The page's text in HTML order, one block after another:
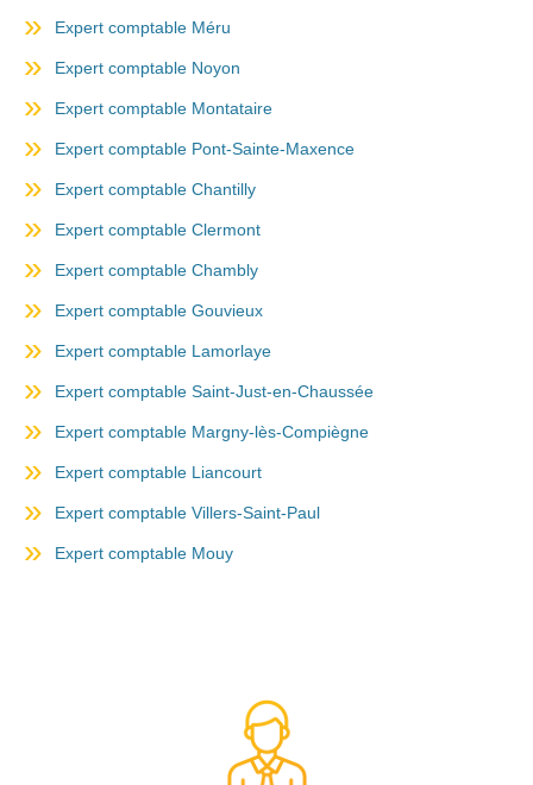
Expert comptable Méru
Expert comptable Noyon
Expert comptable Montataire
Expert comptable Pont-Sainte-Maxence
Expert comptable Chantilly
Expert comptable Clermont
Expert comptable Chambly
Expert comptable Gouvieux
Expert comptable Lamorlaye
Expert comptable Saint-Just-en-Chaussée
Expert comptable Margny-lès-Compiègne
Expert comptable Liancourt
Expert comptable Villers-Saint-Paul
Expert comptable Mouy